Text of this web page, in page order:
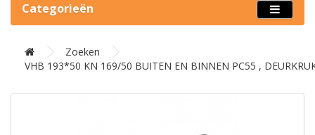
Categorieën
Zoeken
VHB 193*50 KN 169/50 BUITEN EN BINNEN PC55 ,